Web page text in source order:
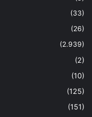
(33)
(26)
(2.939)
(2)
(10)
(125)
(151)